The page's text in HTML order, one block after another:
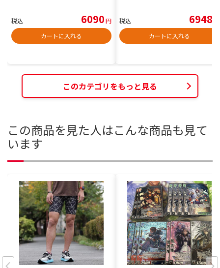
税込 6090円
カートに入れる
税込 6948
カートに入れる
このカテゴリをもっと見る
この商品を見た人はこんな商品も見て
います